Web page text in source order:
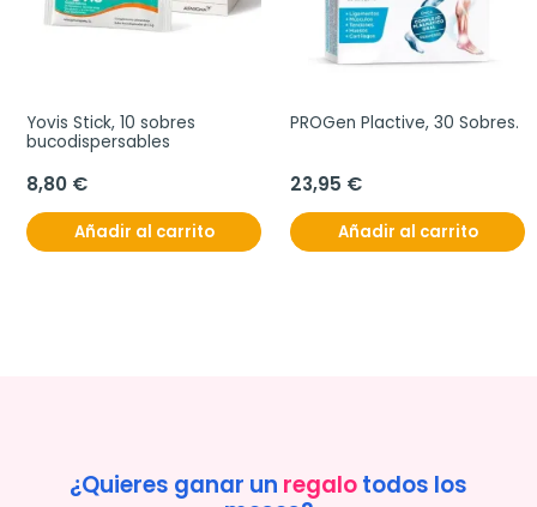
Yovis Stick, 10 sobres
bucodispersables
8,80 €
Añadir al carrito
PROGen Plactive, 30 Sobres.
23,95 €
Añadir al carrito
¿Quieres ganar un regalotodos los